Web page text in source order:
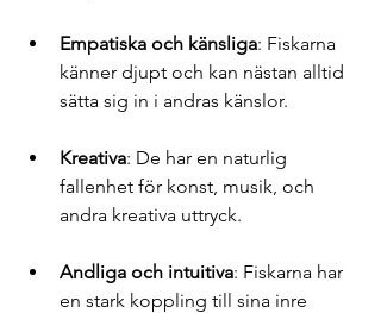
Empatiska och känsliga: Fiskarna
känner djupt och kan nästan alltid
sätta sig in i andras känslor.
Kreativa: De har en naturlig
fallenhet för konst, musik, och
andra kreativa uttryck.
Andliga och intuitiva: Fiskarna har
en stark koppling till sina inre